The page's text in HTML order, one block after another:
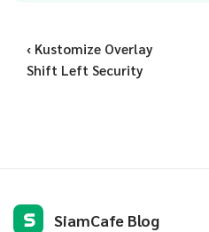
‹ Kustomize Overlay
Shift Left Security
S SiamCafe Blog